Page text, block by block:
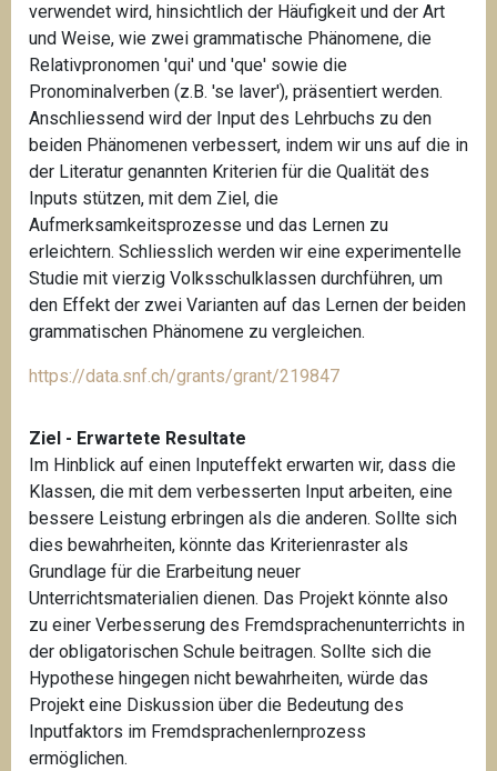
verwendet wird, hinsichtlich der Häufigkeit und der Art
und Weise, wie zwei grammatische Phänomene, die
Relativpronomen 'qui' und 'que' sowie die
Pronominalverben (z.B. 'se laver'), präsentiert werden.
Anschliessend wird der Input des Lehrbuchs zu den
beiden Phänomenen verbessert, indem wir uns auf die in
der Literatur genannten Kriterien für die Qualität des
Inputs stützen, mit dem Ziel, die
Aufmerksamkeitsprozesse und das Lernen zu
erleichtern. Schliesslich werden wir eine experimentelle
Studie mit vierzig Volksschulklassen durchführen, um
den Effekt der zwei Varianten auf das Lernen der beiden
grammatischen Phänomene zu vergleichen.
https://data.snf.ch/grants/grant/219847
Ziel - Erwartete Resultate
Im Hinblick auf einen Inputeffekt erwarten wir, dass die
Klassen, die mit dem verbesserten Input arbeiten, eine
bessere Leistung erbringen als die anderen. Sollte sich
dies bewahrheiten, könnte das Kriterienraster als
Grundlage für die Erarbeitung neuer
Unterrichtsmaterialien dienen. Das Projekt könnte also
zu einer Verbesserung des Fremdsprachenunterrichts in
der obligatorischen Schule beitragen. Sollte sich die
Hypothese hingegen nicht bewahrheiten, würde das
Projekt eine Diskussion über die Bedeutung des
Inputfaktors im Fremdsprachenlernprozess
ermöglichen.